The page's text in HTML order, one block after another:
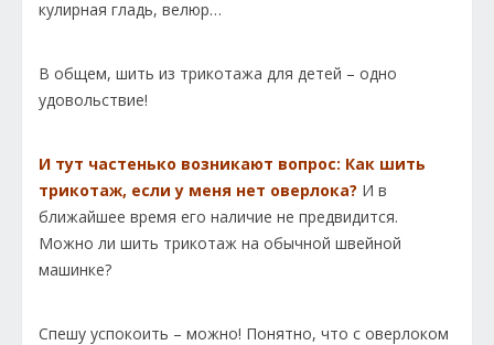
кулирная гладь, велюр…
В общем, шить из трикотажа для детей – одно
удовольствие!
И тут частенько возникают вопрос: Как шить
трикотаж, если у меня нет оверлока? И в
ближайшее время его наличие не предвидится.
Можно ли шить трикотаж на обычной швейной
машинке?
Спешу успокоить – можно! Понятно, что с оверлоком